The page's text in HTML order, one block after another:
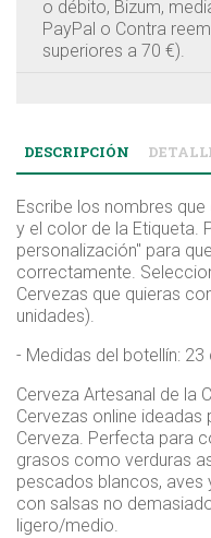
o débito, Bizum,
PayPal o Contra
superiores a 70 €).
DESCRIPCIÓN
Escribe los nombres
y el color de la Etiqueta.
personalización" para
correctamente.
Cervezas que quieras
unidades).
- Medidas del botellín:
Cerveza Artesanal de la
Cervezas online
Cerveza. Perfecta para
grasos como verduras
pescados blancos, aves
con salsas no
ligero/medio.